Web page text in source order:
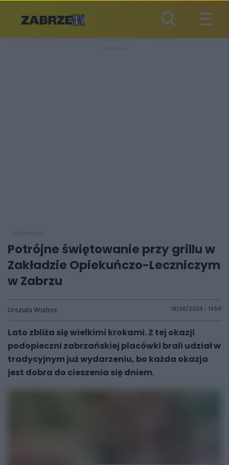
Potrójne świętowanie przy grillu w
Zakładzie Opiekuńczo-Leczniczym
w Zabrzu
Urszula Ważna 19/06/2024 - 14:58
Lato zbliża się wielkimi krokami. Z tej okazji
podopieczni zabrzańskiej placówki brali udział w
tradycyjnym już wydarzeniu, bo każda okazja
jest dobra do cieszenia się dniem.